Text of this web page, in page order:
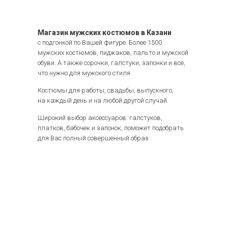
с подгонкой по Вашей фигуре. Более 1500
мужских костюмов, пиджаков, пальто и мужской
обуви. А также сорочки, галстуки, запонки и все,
что нужно для мужского стиля
Костюмы для работы, свадьбы, выпускного,
на каждый день и на любой другой случай
Широкий выбор аксессуаров: галстуков,
платков, бабочек и запонок, поможет подобрать
для Вас полный совершенный образ
Магазин мужских костюмов в Казани